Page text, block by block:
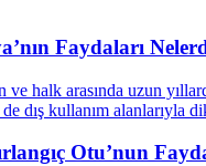
Faydaları
Otu’nun